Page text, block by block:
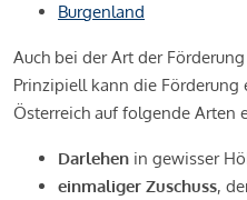
Burgenland
Auch bei der Art der
Prinzipiell kann die
Österreich auf folgende Arten
Darlehen in gewisser
einmaliger Zuschuss,